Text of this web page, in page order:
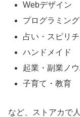
Webデザイン
プログラミング
占い・スピリ
ハンドメイド
起業・副業ノ
子育て・教育
など、ストアカで